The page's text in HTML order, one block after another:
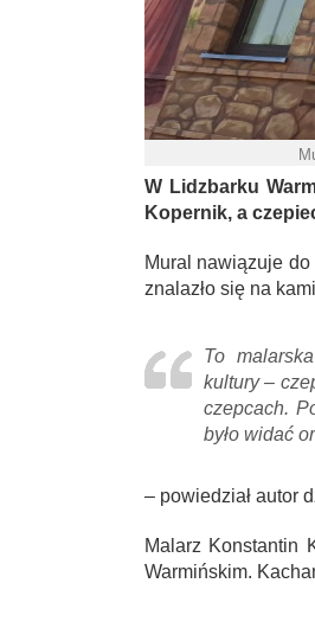
W Lidzbarku
Kopernik, a
Mural nawiązuje
znalazło się na
To
kultury –
czepcach.
było widać
– powiedział autor
Malarz Konstantin
Warmińskim.